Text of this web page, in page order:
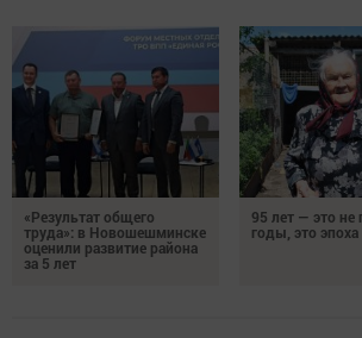
«Результат общего
труда»: в Новошешминске
оценили развитие района
за 5 лет
95 лет — это не
годы, это эпоха